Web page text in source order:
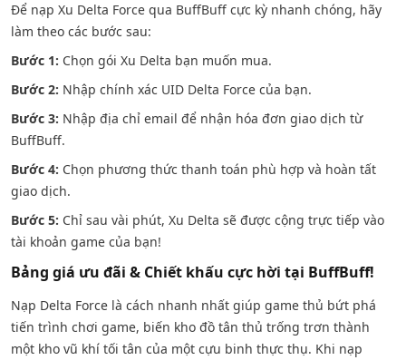
Để nạp Xu Delta Force qua BuffBuff cực kỳ nhanh chóng, hãy
làm theo các bước sau:
Bước 1: Chọn gói Xu Delta bạn muốn mua.
Bước 2: Nhập chính xác UID Delta Force của bạn.
Bước 3: Nhập địa chỉ email để nhận hóa đơn giao dịch từ
BuffBuff.
Bước 4: Chọn phương thức thanh toán phù hợp và hoàn tất
giao dịch.
Bước 5: Chỉ sau vài phút, Xu Delta sẽ được cộng trực tiếp vào
tài khoản game của bạn!
Bảng giá ưu đãi & Chiết khấu cực hời tại BuffBuff!
Nạp Delta Force là cách nhanh nhất giúp game thủ bứt phá
tiến trình chơi game, biến kho đồ tân thủ trống trơn thành
một kho vũ khí tối tân của một cựu binh thực thụ. Khi nạp